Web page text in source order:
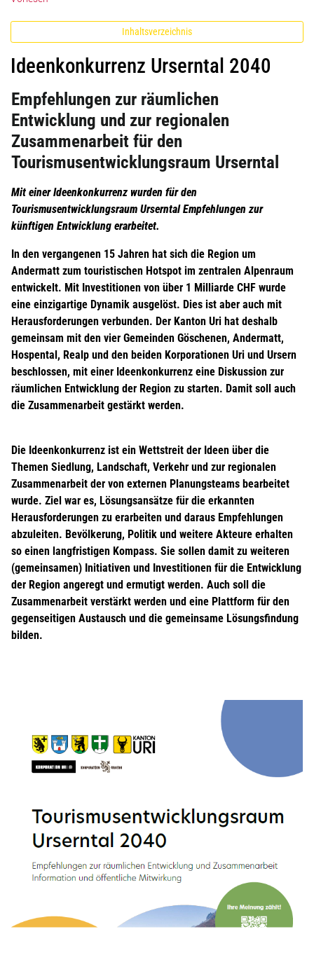
Inhaltsverzeichnis
Ideenkonkurrenz Urserntal 2040
Empfehlungen zur räumlichen
Entwicklung und zur regionalen
Zusammenarbeit für den
Tourismusentwicklungsraum Urserntal
Mit einer Ideenkonkurrenz wurden für den
Tourismusentwicklungsraum Urserntal Empfehlungen zur
künftigen Entwicklung erarbeitet.
In den vergangenen 15 Jahren hat sich die Region um
Andermatt zum touristischen Hotspot im zentralen Alpenraum
entwickelt. Mit Investitionen von über 1 Milliarde CHF wurde
eine einzigartige Dynamik ausgelöst. Dies ist aber auch mit
Herausforderungen verbunden. Der Kanton Uri hat deshalb
gemeinsam mit den vier Gemeinden Göschenen, Andermatt,
Hospental, Realp und den beiden Korporationen Uri und Ursern
beschlossen, mit einer Ideenkonkurrenz eine Diskussion zur
räumlichen Entwicklung der Region zu starten. Damit soll auch
die Zusammenarbeit gestärkt werden.
Die Ideenkonkurrenz ist ein Wettstreit der Ideen über die
Themen Siedlung, Landschaft, Verkehr und zur regionalen
Zusammenarbeit der von externen Planungsteams bearbeitet
wurde. Ziel war es, Lösungsansätze für die erkannten
Herausforderungen zu erarbeiten und daraus Empfehlungen
abzuleiten. Bevölkerung, Politik und weitere Akteure erhalten
so einen langfristigen Kompass. Sie sollen damit zu weiteren
(gemeinsamen) Initiativen und Investitionen für die Entwicklung
der Region angeregt und ermutigt werden. Auch soll die
Zusammenarbeit verstärkt werden und eine Plattform für den
gegenseitigen Austausch und die gemeinsame Lösungsfindung
bilden.